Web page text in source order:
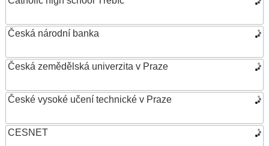
Česká národní banka
Česká zemědělská univerzita v Praze
České vysoké učení technické v Praze
CESNET